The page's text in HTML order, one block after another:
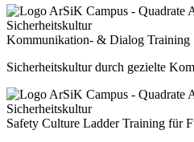
Kommunikation- & Dialog Training
Sicherheitskultur durch gezielte
Safety Culture Ladder Training für